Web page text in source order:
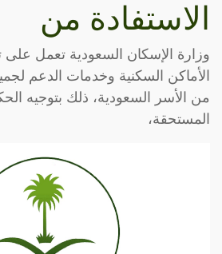
الاستفادة من
وزارة الإسكان السعودية تعمل على
الأماكن السكنية وخدمات الدعم
من الأسر السعودية، ذلك بتوجيه
المستحقة،